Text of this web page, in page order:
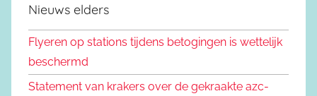
Nieuws elders
Flyeren op stations tijdens betogingen is wettelijk
beschermd
Statement van krakers over de gekraakte azc-